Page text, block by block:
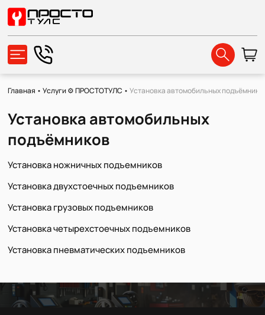
Главная •Услуги ⚙️ ПРОСТОТУЛС •Установка автомобильных
Установка автомобильных
подъёмников
Установка ножничных подъемников
Установка двухстоечных подъемников
Установка грузовых подъемников
Установка четырехстоечных подъемников
Установка пневматических подъемников